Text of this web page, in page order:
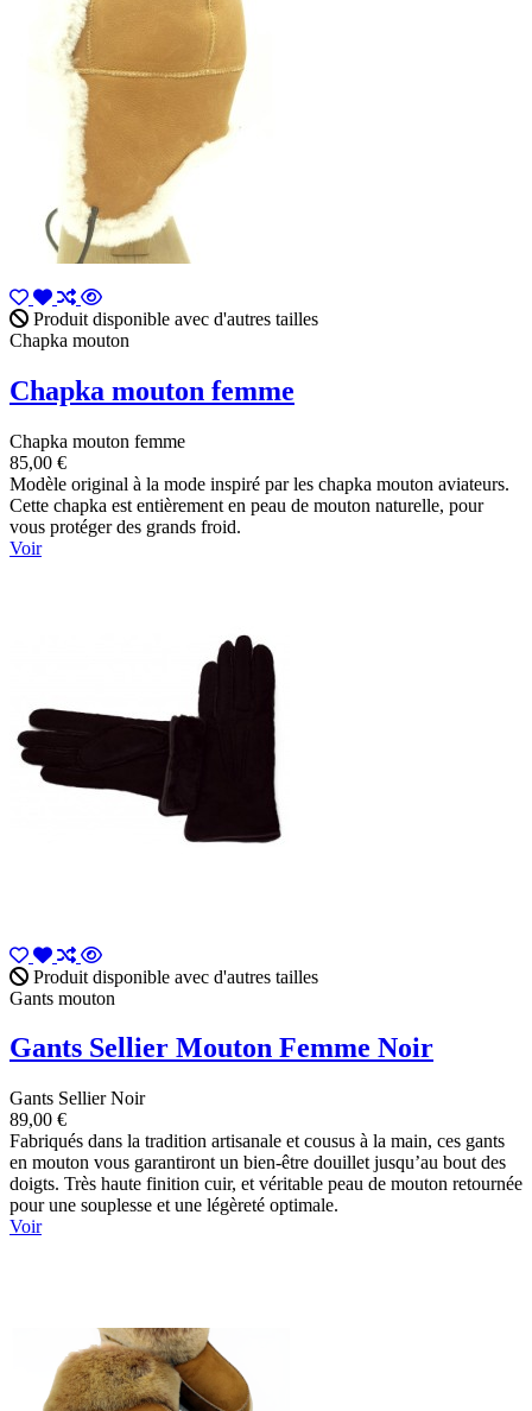
Produit disponible avec d'autres tailles
Chapka mouton
Chapka mouton femme
Chapka mouton femme
85,00 €
Modèle original à la mode inspiré par les chapka mouton aviateurs.
Cette chapka est entièrement en peau de mouton naturelle, pour
vous protéger des grands froid.
Voir
Produit disponible avec d'autres tailles
Gants mouton
Gants Sellier Mouton Femme Noir
Gants Sellier Noir
89,00 €
Fabriqués dans la tradition artisanale et cousus à la main, ces gants
en mouton vous garantiront un bien-être douillet jusqu’au bout des
doigts. Très haute finition cuir, et véritable peau de mouton retournée
pour une souplesse et une légèreté optimale.
Voir